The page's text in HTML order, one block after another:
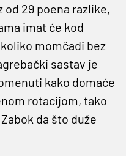
od 29 poena razlike,
imat će kod
momčadi bez
sastav je
kako domaće
rotacijom, tako
da što duže